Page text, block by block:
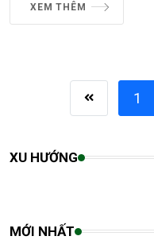
XEM THÊM
1
XU HƯỚNG
MỚI NHẤT